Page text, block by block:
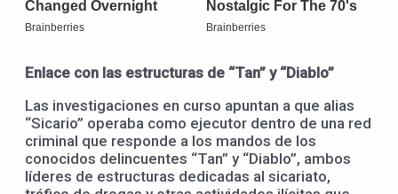
Enlace con las estructuras de “Tan” y “Diablo”
Las investigaciones en curso apuntan a que alias
“Sicario” operaba como ejecutor dentro de una red
criminal que responde a los mandos de los
conocidos delincuentes “Tan” y “Diablo”, ambos
líderes de estructuras dedicadas al sicariato,